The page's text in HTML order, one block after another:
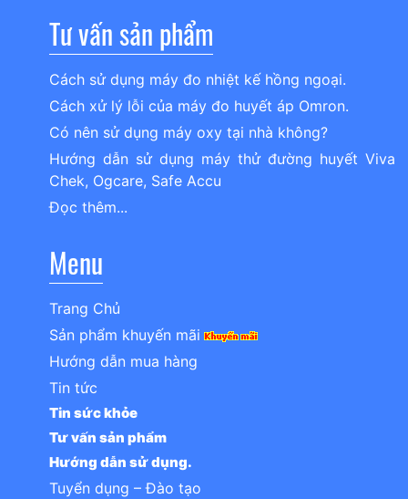
Tư vấn sản phẩm
Cách sử dụng máy đo nhiệt kế hồng ngoại.
Cách xử lý lỗi của máy đo huyết áp Omron.
Có nên sử dụng máy oxy tại nhà không?
Hướng dẫn sử dụng máy thử đường huyết Viva
Chek, Ogcare, Safe Accu
Đọc thêm...
Menu
Trang Chủ
Sản phẩm khuyến mãi
Hướng dẫn mua hàng
Tin tức
Tin sức khỏe
Tư vấn sản phẩm
Hướng dẫn sử dụng.
Tuyển dụng – Đào tạo